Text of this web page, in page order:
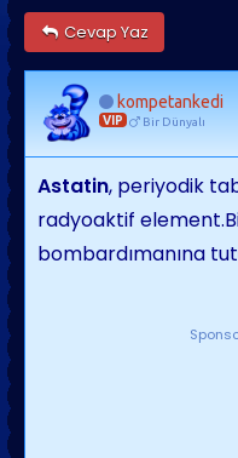
Cevap Yaz
kompetankedi
VIP Bir Dünyalı
Astatin, periyodik
radyoaktif
bombardımanına